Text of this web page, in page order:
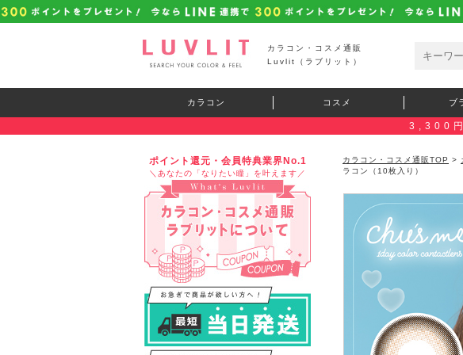
カラコン・コスメ通販
Luvlit（ラブリット）
カラコン コスメ ブ
3,300円
ポイント還元・会員特典業界No.1
＼あなたの「なりたい瞳」を叶えます／
カラコン・コスメ通販TOP >
ラコン（10枚入り）